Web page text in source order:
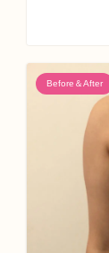
Before＆After